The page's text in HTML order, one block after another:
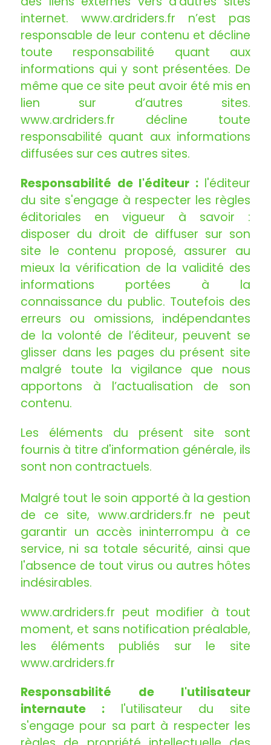
internet. www.ardriders.fr n’est pas
responsable de leur contenu et décline
toute responsabilité quant aux
informations qui y sont présentées. De
même que ce site peut avoir été mis en
lien sur d’autres sites.
www.ardriders.fr décline toute
responsabilité quant aux informations
diffusées sur ces autres sites.
Responsabilité de l'éditeur :l'éditeur
du site s'engage à respecter les règles
éditoriales en vigueur à savoir :
disposer du droit de diffuser sur son
site le contenu proposé, assurer au
mieux la vérification de la validité des
informations portées à la
connaissance du public. Toutefois des
erreurs ou omissions, indépendantes
de la volonté de l’éditeur, peuvent se
glisser dans les pages du présent site
malgré toute la vigilance que nous
apportons à l’actualisation de son
contenu.
Les éléments du présent site sont
fournis à titre d'information générale, ils
sont non contractuels.
Malgré tout le soin apporté à la gestion
de ce site, www.ardriders.fr ne peut
garantir un accès ininterrompu à ce
service, ni sa totale sécurité, ainsi que
l'absence de tout virus ou autres hôtes
indésirables.
www.ardriders.fr peut modifier à tout
moment, et sans notification préalable,
les éléments publiés sur le site
www.ardriders.fr
Responsabilité de l'utilisateur
internaute :l'utilisateur du site
s'engage pour sa part à respecter les